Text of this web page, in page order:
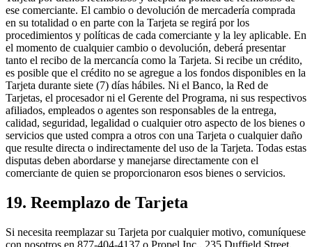
ese comerciante. El cambio o devolución de mercadería comprada
en su totalidad o en parte con la Tarjeta se regirá por los
procedimientos y políticas de cada comerciante y la ley aplicable. En
el momento de cualquier cambio o devolución, deberá presentar
tanto el recibo de la mercancía como la Tarjeta. Si recibe un crédito,
es posible que el crédito no se agregue a los fondos disponibles en la
Tarjeta durante siete (7) días hábiles. Ni el Banco, la Red de
Tarjetas, el procesador ni el Gerente del Programa, ni sus respectivos
afiliados, empleados o agentes son responsables de la entrega,
calidad, seguridad, legalidad o cualquier otro aspecto de los bienes o
servicios que usted compra a otros con una Tarjeta o cualquier daño
que resulte directa o indirectamente del uso de la Tarjeta. Todas estas
disputas deben abordarse y manejarse directamente con el
comerciante de quien se proporcionaron esos bienes o servicios.
19. Reemplazo de Tarjeta
Si necesita reemplazar su Tarjeta por cualquier motivo, comuníquese